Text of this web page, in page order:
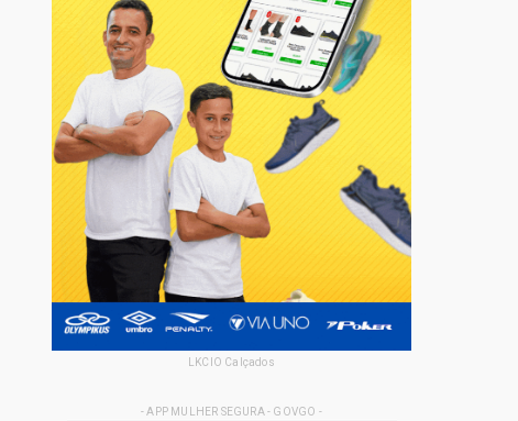
LKCIO Calçados
- APP MULHER SEGURA - GOVGO -